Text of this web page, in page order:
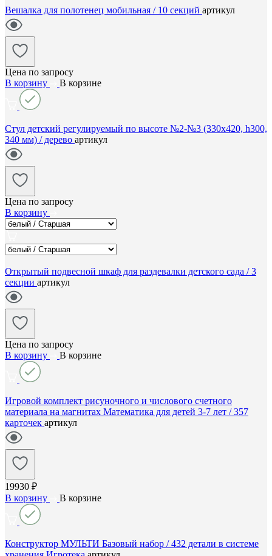
Вешалка для полотенец мобильная / 10 секций артикул
Цена по запросу
В корзину
В корзине
Стул детский регулируемый по высоте №2-№3 (330х420, h300,
340 мм) / дерево артикул
Цена по запросу
В корзину
Открытый подвесной шкаф для раздевалки детского сада / 3
секции артикул
Цена по запросу
В корзину
В корзине
Игровой комплект рисуночного и числового счетного
материала на магнитах Математика для детей 3-7 лет / 357
карточек артикул
19930 ₽
В корзину
В корзине
Конструктор МУЛЬТИ Базовый набор / 432 детали в системе